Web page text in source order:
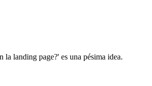
landing page?' es una pésima idea.